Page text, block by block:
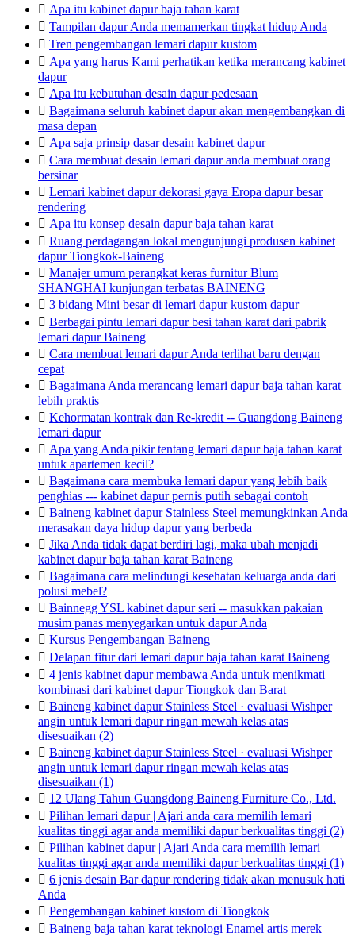
 Apa itu kabinet dapur baja tahan karat
 Tampilan dapur Anda memamerkan tingkat hidup Anda
 Tren pengembangan lemari dapur kustom
 Apa yang harus Kami perhatikan ketika merancang kabinet
dapur
 Apa itu kebutuhan desain dapur pedesaan
 Bagaimana seluruh kabinet dapur akan mengembangkan di
masa depan
 Apa saja prinsip dasar desain kabinet dapur
 Cara membuat desain lemari dapur anda membuat orang
bersinar
 Lemari kabinet dapur dekorasi gaya Eropa dapur besar
rendering
 Apa itu konsep desain dapur baja tahan karat
 Ruang perdagangan lokal mengunjungi produsen kabinet
dapur Tiongkok-Baineng
 Manajer umum perangkat keras furnitur Blum
SHANGHAI kunjungan terbatas BAINENG
 3 bidang Mini besar di lemari dapur kustom dapur
 Berbagai pintu lemari dapur besi tahan karat dari pabrik
lemari dapur Baineng
 Cara membuat lemari dapur Anda terlihat baru dengan
cepat
 Bagaimana Anda merancang lemari dapur baja tahan karat
lebih praktis
 Kehormatan kontrak dan Re-kredit -- Guangdong Baineng
lemari dapur
 Apa yang Anda pikir tentang lemari dapur baja tahan karat
untuk apartemen kecil?
 Bagaimana cara membuka lemari dapur yang lebih baik
penghias --- kabinet dapur pernis putih sebagai contoh
 Baineng kabinet dapur Stainless Steel memungkinkan Anda
merasakan daya hidup dapur yang berbeda
 Jika Anda tidak dapat berdiri lagi, maka ubah menjadi
kabinet dapur baja tahan karat Baineng
 Bagaimana cara melindungi kesehatan keluarga anda dari
polusi mebel?
 Bainnegg YSL kabinet dapur seri -- masukkan pakaian
musim panas menyegarkan untuk dapur Anda
 Kursus Pengembangan Baineng
 Delapan fitur dari lemari dapur baja tahan karat Baineng
 4 jenis kabinet dapur membawa Anda untuk menikmati
kombinasi dari kabinet dapur Tiongkok dan Barat
 Baineng kabinet dapur Stainless Steel · evaluasi Wishper
angin untuk lemari dapur ringan mewah kelas atas
disesuaikan (2)
 Baineng kabinet dapur Stainless Steel · evaluasi Wishper
angin untuk lemari dapur ringan mewah kelas atas
disesuaikan (1)
 12 Ulang Tahun Guangdong Baineng Furniture Co., Ltd.
 Pilihan lemari dapur | Ajari anda cara memilih lemari
kualitas tinggi agar anda memiliki dapur berkualitas tinggi (2)
 Pilihan kabinet dapur | Ajari Anda cara memilih lemari
kualitas tinggi agar anda memiliki dapur berkualitas tinggi (1)
 6 jenis desain Bar dapur rendering tidak akan menusuk hati
Anda
 Pengembangan kabinet kustom di Tiongkok
 Baineng baja tahan karat teknologi Enamel artis merek